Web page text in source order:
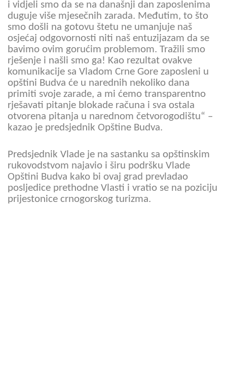
i vidjeli smo da se na današnji dan zaposlenima
duguje više mjesečnih zarada. Međutim, to što
smo došli na gotovu štetu ne umanjuje naš
osjećaj odgovornosti niti naš entuzijazam da se
bavimo ovim gorućim problemom. Tražili smo
rješenje i našli smo ga! Kao rezultat ovakve
komunikacije sa Vladom Crne Gore zaposleni u
opštini Budva će u narednih nekoliko dana
primiti svoje zarade, a mi ćemo transparentno
rješavati pitanje blokade računa i sva ostala
otvorena pitanja u narednom četvorogodištu“ –
kazao je predsjednik Opštine Budva.
Predsjednik Vlade je na sastanku sa opštinskim
rukovodstvom najavio i širu podršku Vlade
Opštini Budva kako bi ovaj grad prevladao
posljedice prethodne Vlasti i vratio se na poziciju
prijestonice crnogorskog turizma.